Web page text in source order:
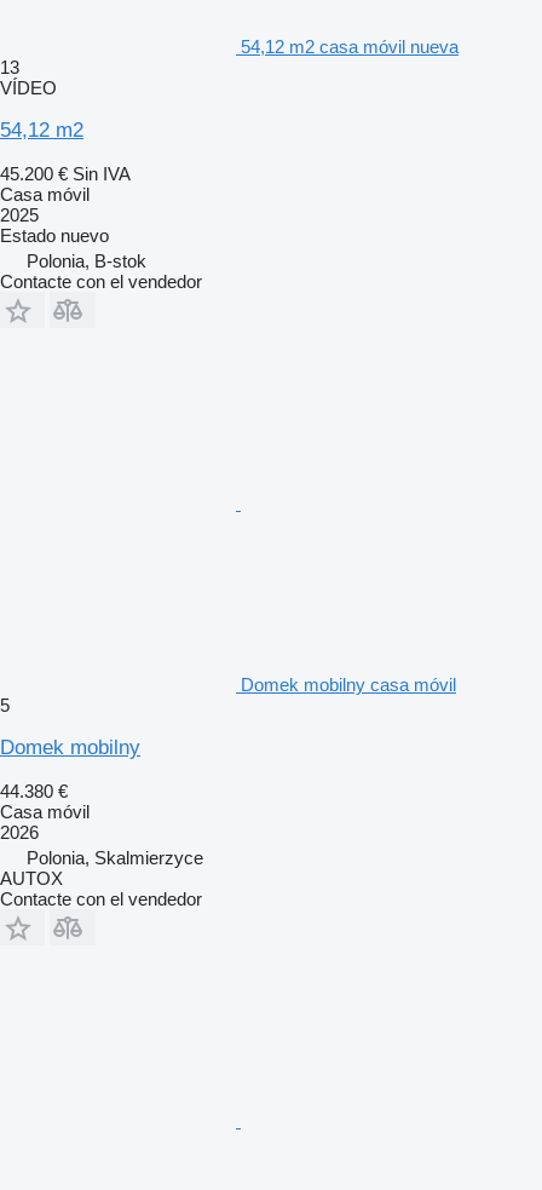
54,12 m2 casa móvil nueva
13
VÍDEO
54,12 m2
45.200 € Sin IVA
Casa móvil
2025
Estado nuevo
Polonia, B-stok
Contacte con el vendedor
Domek mobilny casa móvil
5
Domek mobilny
44.380 €
Casa móvil
2026
Polonia, Skalmierzyce
AUTOX
Contacte con el vendedor